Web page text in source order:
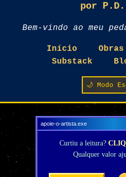
por
Bem-vindo ao meu
Início Obras
Substack
🌙 Modo
apoie-o-artista.exe
Curtiu a leitura?
Qualquer valor